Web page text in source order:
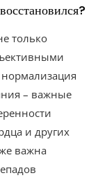
только
нормализация
– важные
и других
важна